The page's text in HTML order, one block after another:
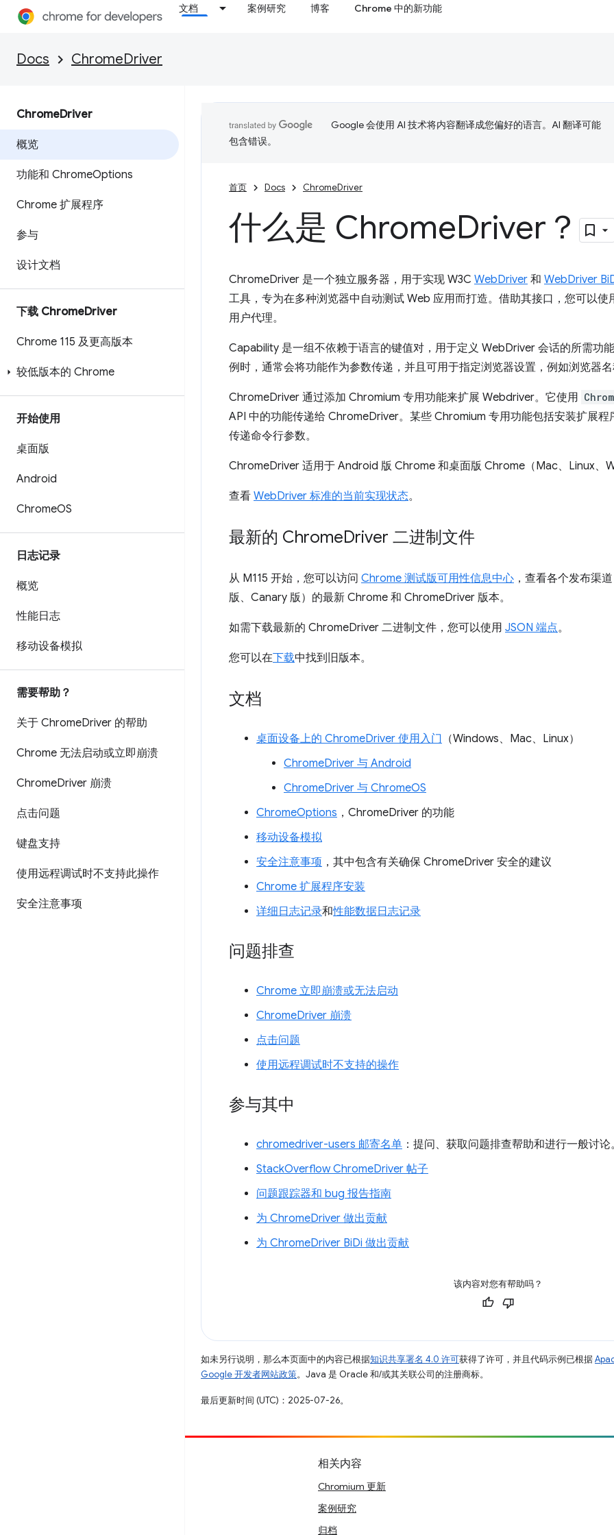
文档 案例研究 博客 Chrome 中的新功能
Docs ChromeDriver
ChromeDriver
概览
功能和 ChromeOptions
Chrome 扩展程序
参与
设计文档
下载 ChromeDriver
Chrome 115 及更高版本
较低版本的 Chrome
开始使用
桌面版
Android
ChromeOS
日志记录
概览
性能日志
移动设备模拟
需要帮助？
关于 ChromeDriver 的帮助
Chrome 无法启动或立即崩溃
ChromeDriver 崩溃
点击问题
键盘支持
使用远程调试时不支持此操作
安全注意事项
Google 会使用 AI 技术将内容翻译成您偏好的语言。AI 翻译可能
包含错误。
首页 Docs ChromeDriver
什么是 ChromeDriver？
ChromeDriver 是一个独立服务器，用于实现 W3C WebDriver 和 WebDriver
工具，专为在多种浏览器中自动测试 Web 应用而打造。借助其接口，您可以
用户代理。
Capability 是一组不依赖于语言的键值对，用于定义 WebDriver 会话的所需功
例时，通常会将功能作为参数传递，并且可用于指定浏览器设置，例如浏览器
ChromeDriver 通过添加 Chromium 专用功能来扩展 Webdriver。它使用
API 中的功能传递给 ChromeDriver。某些 Chromium 专用功能包括安装扩展
传递命令行参数。
ChromeDriver 适用于 Android 版 Chrome 和桌面版 Chrome（Mac、Linux、
查看 WebDriver 标准的当前实现状态。
最新的 ChromeDriver 二进制文件
从 M115 开始，您可以访问 Chrome 测试版可用性信息中心 ，查看各个发布渠
版、Canary 版）的最新 Chrome 和 ChromeDriver 版本。
如需下载最新的 ChromeDriver 二进制文件，您可以使用 JSON 端点。
您可以在下载中找到旧版本。
文档
桌面设备上的 ChromeDriver 使用入门 （Windows、Mac、Linux）
ChromeDriver 与 Android
ChromeDriver 与 ChromeOS
ChromeOptions ，ChromeDriver 的功能
移动设备模拟
安全注意事项 ，其中包含有关确保 ChromeDriver 安全的建议
Chrome 扩展程序安装
详细日志记录和性能数据日志记录
问题排查
Chrome 立即崩溃或无法启动
ChromeDriver 崩溃
点击问题
使用远程调试时不支持的操作
参与其中
chromedriver-users 邮寄名单 ：提问、获取问题排查帮助和进行一般讨论
StackOverflow ChromeDriver 帖子
问题跟踪器和 bug 报告指南
为 ChromeDriver 做出贡献
为 ChromeDriver BiDi 做出贡献
该内容对您有帮助吗？
如未另行说明，那么本页面中的内容已根据知识共享署名 4.0 许可获得了许可，并且代码示例已根据
Google 开发者网站政策。Java 是 Oracle 和/或其关联公司的注册商标。
最后更新时间 (UTC)：2025-07-26。
相关内容
Chromium 更新
案例研究
归档